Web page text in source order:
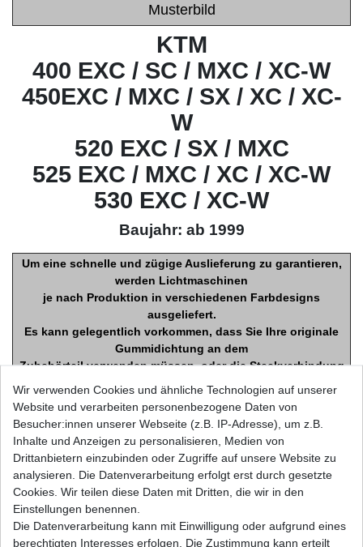
Musterbild
KTM
400 EXC / SC / MXC / XC-W
450EXC / MXC / SX / XC / XC-
W
520 EXC / SX / MXC
525 EXC / MXC / XC / XC-W
530 EXC / XC-W
Baujahr: ab 1999
Um eine schnelle und zügige Auslieferung zu garantieren,
werden Lichtmaschinen
je nach Produktion in verschiedenen Farbdesigns
ausgeliefert.
Es kann gelegentlich vorkommen, dass Sie Ihre originale
Gummidichtung an dem
Zubehörteil verwenden müssen, oder die Steckverbindung
was durch wenig Aufwand schnell erledigt ist - eine
ausführliche Beschreibung
finden Sie auf dieser Seite weiter unten.
Zubehörstator kann ggü. dem Original in Form, Grösse und
Aufnahme leicht
abweichen, jedoch Montage und Funktionsweise bleiben
Bitte haben sie Verständnis dafür, dass wir keine Angaben
zu Ausführungen machen
Wir verwenden Cookies und ähnliche Technologien auf unserer
Website und verarbeiten personenbezogene Daten von
Besucher:innen unserer Webseite (z.B. IP-Adresse), um z.B.
Inhalte und Anzeigen zu personalisieren, Medien von
Drittanbietern einzubinden oder Zugriffe auf unsere Website zu
analysieren. Die Datenverarbeitung erfolgt erst durch gesetzte
Cookies. Wir teilen diese Daten mit Dritten, die wir in den
Einstellungen benennen.
Die Datenverarbeitung kann mit Einwilligung oder aufgrund eines
berechtigten Interesses erfolgen. Die Zustimmung kann erteilt